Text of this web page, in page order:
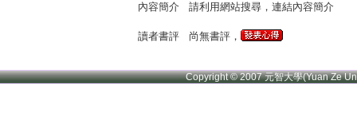
內容簡介 請利用網站搜尋，連結內容簡介
讀者書評 尚無書評，
Copyright © 2007 元智大學(Yuan Ze